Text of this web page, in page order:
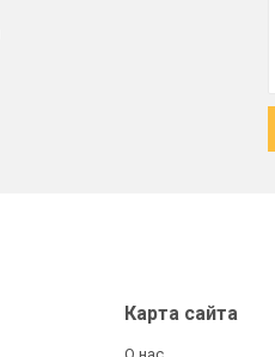
Карта сайта